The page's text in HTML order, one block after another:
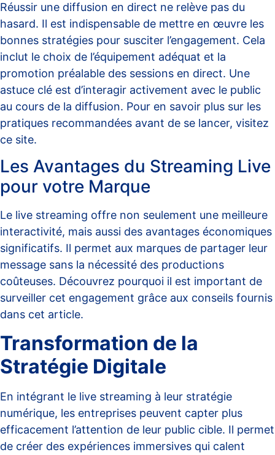
Réussir une diffusion en direct ne relève pas du
hasard. Il est indispensable de mettre en œuvre les
bonnes stratégies pour susciter l’engagement. Cela
inclut le choix de l’équipement adéquat et la
promotion préalable des sessions en direct. Une
astuce clé est d’interagir activement avec le public
au cours de la diffusion. Pour en savoir plus sur les
pratiques recommandées avant de se lancer, visitez
ce site.
Les Avantages du Streaming Live
pour votre Marque
Le live streaming offre non seulement une meilleure
interactivité, mais aussi des avantages économiques
significatifs. Il permet aux marques de partager leur
message sans la nécessité des productions
coûteuses. Découvrez pourquoi il est important de
surveiller cet engagement grâce aux conseils fournis
dans cet article.
Transformation de la
Stratégie Digitale
En intégrant le live streaming à leur stratégie
numérique, les entreprises peuvent capter plus
efficacement l’attention de leur public cible. Il permet
de créer des expériences immersives qui calent